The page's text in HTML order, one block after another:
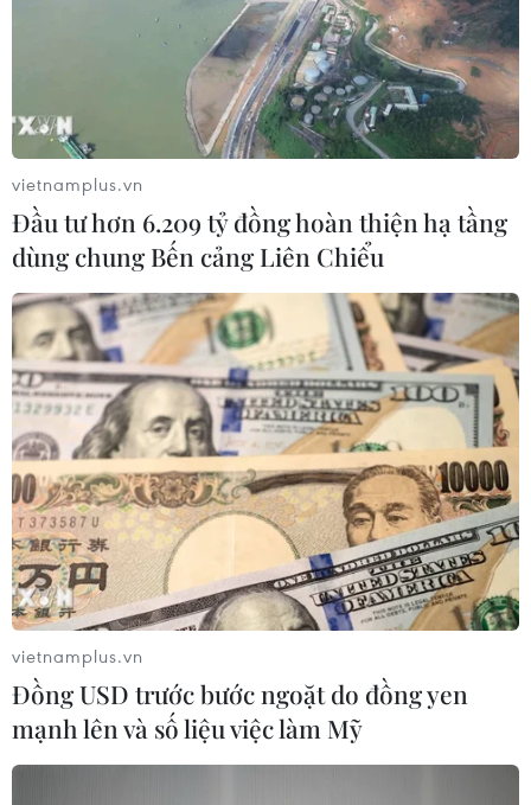
#Thiết bị cứu hộ
#Sóng thần ở Indonesia
#Núi lửa Anak Krakatoa
#Eo biển Sunda
#tin tức
#tin tức mới nhất
#tin tức 24h
#tin tức mới nhất trong ngày
#tin tức thời sự
#tin tức hot
#VietnamPlus #Vietnam
#Plus
Indonesia
Theo dõi VietnamPlus
vietnamplus.vn
Đầu tư hơn 6.209 tỷ đồng hoàn thiện hạ tầng
dùng chung Bến cảng Liên Chiểu
vietnamplus.vn
Đồng USD trước bước ngoặt do đồng yen
mạnh lên và số liệu việc làm Mỹ